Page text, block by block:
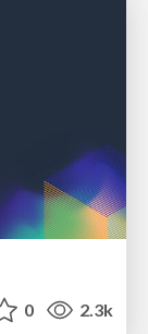
0 2.3k